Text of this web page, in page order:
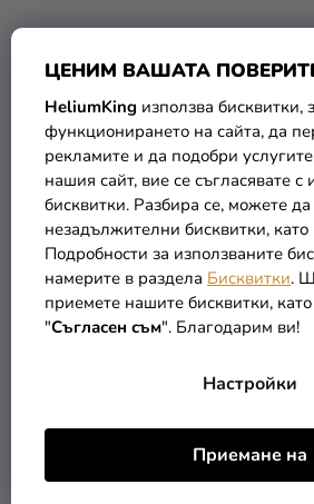
ЦЕНИМ ВАШАТА
HeliumKing използва
функционирането на сайта, да
рекламите и да подобри
нашия сайт, вие се съгласявате с
бисквитки. Разбира се, можете
незадължителни бисквитки, като
Подробности за използваните
намерите в раздела Бисквитки.
приемете нашите бисквитки,
"Съгласен съм". Благодарим ви!
Настройки
Приемане на
Комплект хромирани
балони, лилави, 5 бр
2,99 €
В КОЛИЧКАТА
2,99